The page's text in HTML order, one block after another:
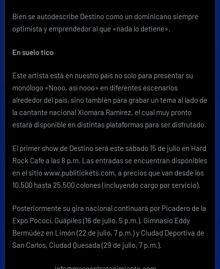
Bien se autodescribe Destino como un dominicano siempre
optimista y emprendedor al que «nada lo detiene».
En suelo tico
Este artista está en nuestro país no solo para presentar su
monólogo «Nooo, así nooo» en diferentes escenarios
alrededor del país, sino también para grabar un tema al lado de
la cantante nacional Xiomara Ramírez, el cual muy pronto
estará disponible en distintas plataformas para ser disfrutado.
El primer show de Destino será este sábado 15 de julio en Hard
Rock Cafe a las 8 p.m. Las entradas se encuentran disponibles
en el sitio www.publitickets.com, a precios que van desde los
10.500 hasta 25.500 colones (incluyendo cargo por servicio).
Posteriormente su gira nacional continuará por Picadero de la
Expo Pococí, Guápiles (16 de julio, 5 p.m.), Gimnasio Eddy
Bermúdez en Limón (22 de julio, 7 p.m.) y Ciudad Deportiva de
San Carlos, Ciudad Quesada (29 de julio, 7 p.m.).